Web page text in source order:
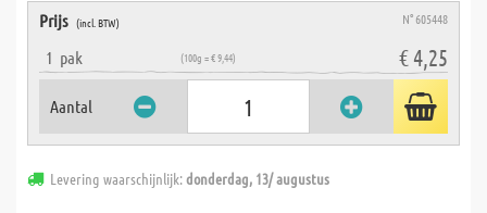
Prijs (incl. BTW) N° 605448
1 pak (100g = € 9,44) € 4,25
Aantal
Levering waarschijnlijk:donderdag, 13/ augustus